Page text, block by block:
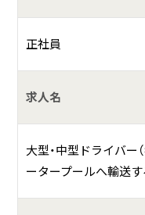
お仕事の一例とし
ています。
大型車・中型車
何をしている会
正社員
求人名
大型・中型ドライバー
ータープールへ輸送す